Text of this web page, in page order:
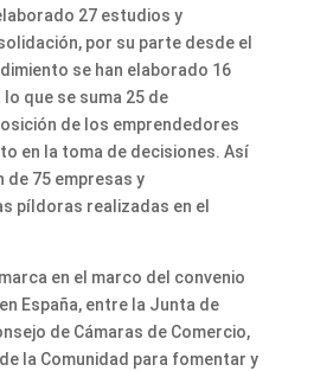
27 estudios y
por su parte desde el
se han elaborado 16
que se suma 25 de
de los emprendedores
en la toma de decisiones. Así
75 empresas y
píldoras realizadas en el
en el marco del convenio
España, entre la Junta de
de Cámaras de Comercio,
la Comunidad para fomentar y